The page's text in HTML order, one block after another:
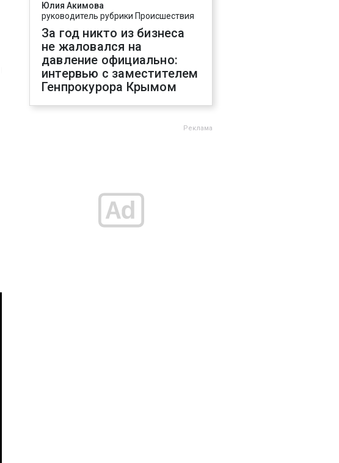
Юлия Акимова
руководитель рубрики Происшествия
За год никто из бизнеса
не жаловался на
давление официально:
интервью с заместителем
Генпрокурора Крымом